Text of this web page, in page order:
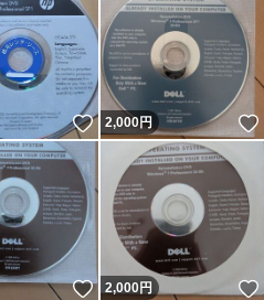
いいね！
2,000円
いいね！
2,000円